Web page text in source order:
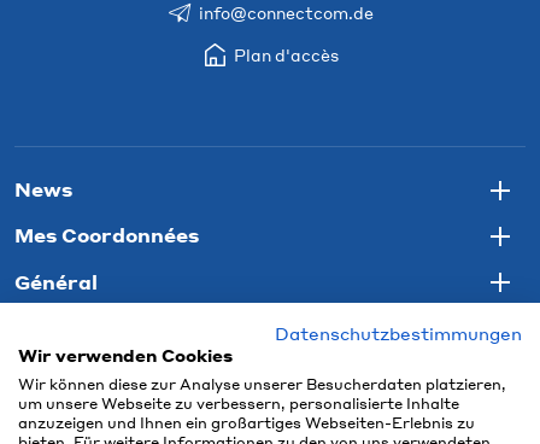
info@connectcom.de
Plan d'accès
News
Mes Coordonnées
Général
Datenschutzbestimmungen
Wir verwenden Cookies
Wir können diese zur Analyse unserer Besucherdaten platzieren,
um unsere Webseite zu verbessern, personalisierte Inhalte
anzuzeigen und Ihnen ein großartiges Webseiten-Erlebnis zu